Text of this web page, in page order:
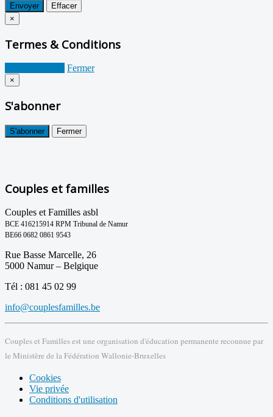
Envoyer
Effacer
×
Termes & Conditions
Fermer
×
S'abonner
S'abonner Fermer
Couples et familles
Couples et Familles asbl
BCE 416215914 RPM Tribunal de Namur
BE66 0682 0861 9543
Rue Basse Marcelle, 26
5000 Namur – Belgique
Tél : 081 45 02 99
info@couplesfamilles.be
Couples et Familles est une organisation d'éducation permanente reconnue par
le Ministère de la Fédération Wallonie-Bruxelles
Cookies
Vie privée
Conditions d'utilisation